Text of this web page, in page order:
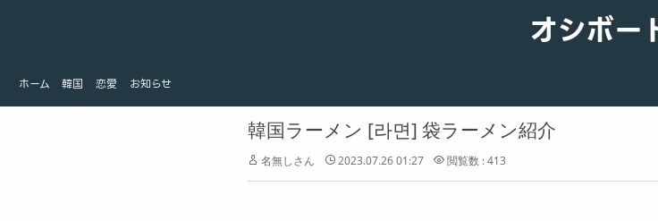
オシボー
ホーム 韓国 恋愛 お知らせ
韓国ラーメン [라면] 袋ラーメン紹介
名無しさん 2023.07.26 01:27 閲覧数 : 413